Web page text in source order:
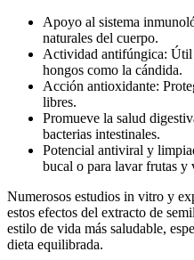
Apoyo al sistema
naturales del cuerpo.
Actividad antifúngica: Útil
hongos como la cándida.
Acción antioxidante:
libres.
Promueve la salud
bacterias intestinales.
Potencial antiviral y
bucal o para lavar frutas y
Numerosos estudios in vitro y
estos efectos del extracto de
estilo de vida más saludable,
dieta equilibrada.